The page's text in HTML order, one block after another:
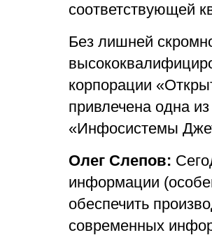
соответствующей
Без лишней
корпорации
привлечена одна
«Инфосистемы
Олег Слепов:
информации
обеспечить
современных